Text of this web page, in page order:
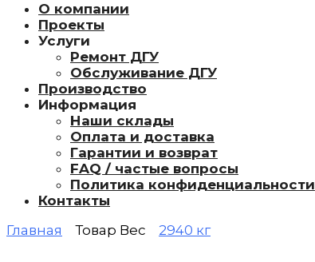
О компании
Проекты
Услуги
Ремонт ДГУ
Обслуживание ДГУ
Производство
Информация
Наши склады
Оплата и доставка
Гарантии и возврат
FAQ / частые вопросы
Политика конфиденциальности
Контакты
Главная
Товар Вес 2940 кг